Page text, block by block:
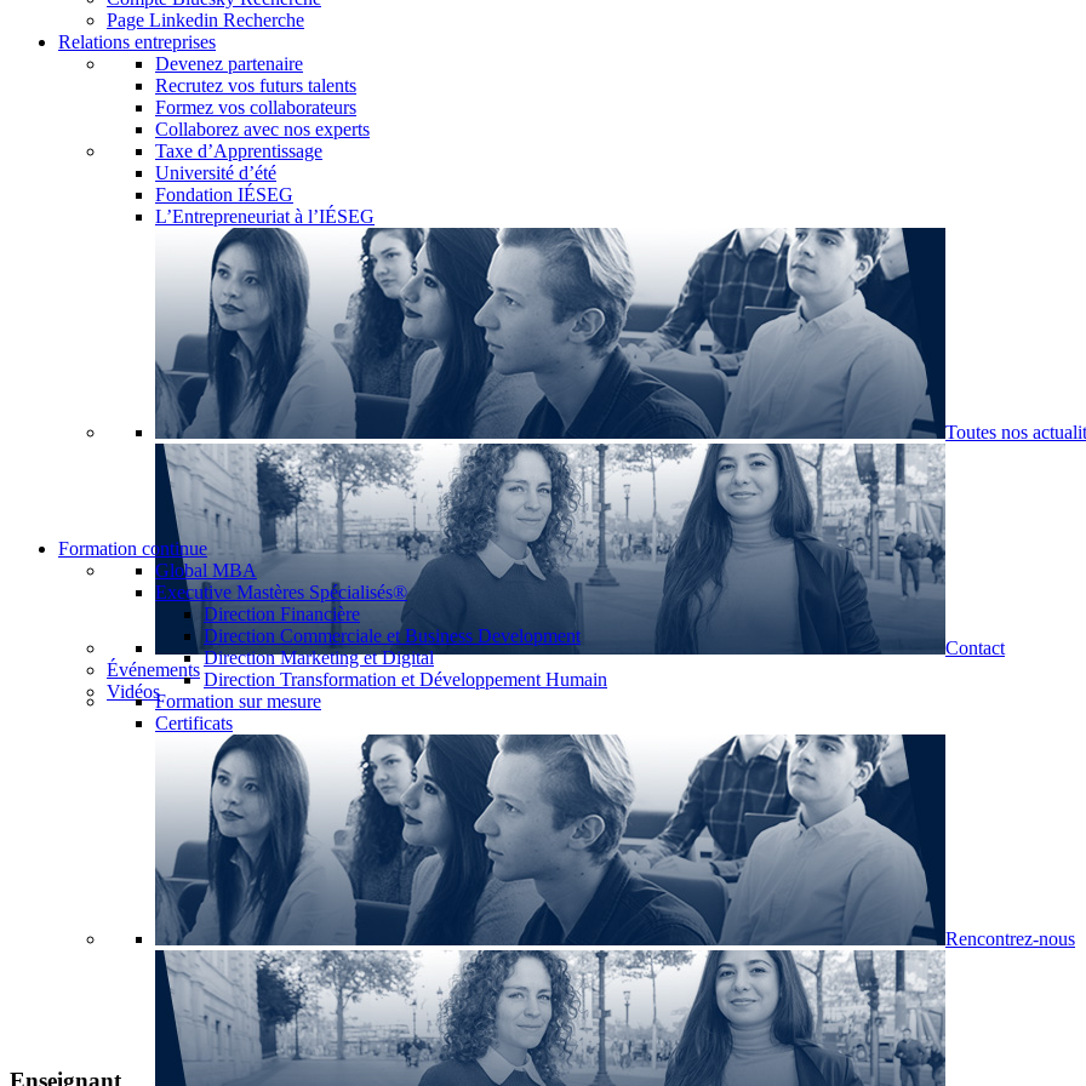
Page Linkedin Recherche
Relations entreprises
Devenez partenaire
Recrutez vos futurs talents
Formez vos collaborateurs
Collaborez avec nos experts
Taxe d’Apprentissage
Université d’été
Fondation IÉSEG
L’Entrepreneuriat à l’IÉSEG
Toutes nos
Contact
Événements
Vidéos
Formation continue
Global MBA
Executive Mastères Spécialisés®
Direction Financière
Direction Commerciale et Business Development
Direction Marketing et Digital
Direction Transformation et Développement Humain
Formation sur mesure
Certificats
Rencontrez-nous
Enseignant